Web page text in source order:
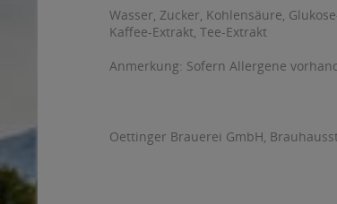
Wasser, Zucker, Kohlensäure,
Kaffee-Extrakt, Tee-Extrakt
Anmerkung: Sofern Allergene
Oettinger Brauerei GmbH,